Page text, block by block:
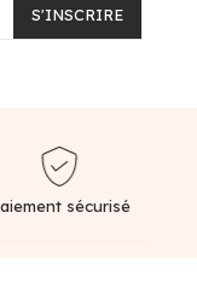
S'INSCRIRE